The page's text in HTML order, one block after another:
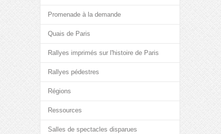
Promenade à la demande
Quais de Paris
Rallyes imprimés sur l'histoire de Paris
Rallyes pédestres
Régions
Ressources
Salles de spectacles disparues